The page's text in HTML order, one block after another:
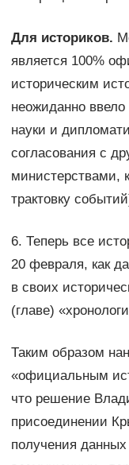
Для историков.
является 100%
историческим
неожиданно
науки и
согласования с
министерствами,
трактовку
6. Теперь все
20 февраля, как
в своих
(главе)
Таким образом
«официальным
что решение
присоединении
получения